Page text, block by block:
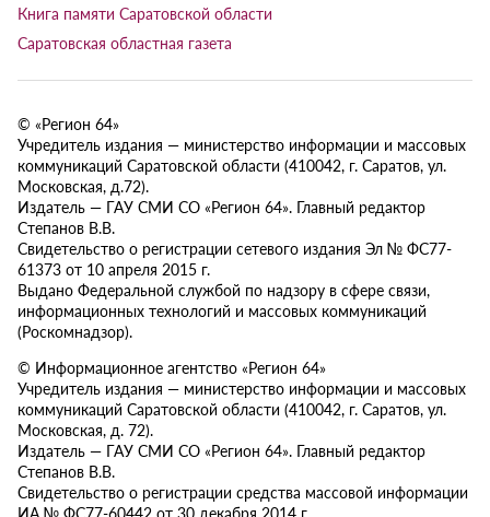
Книга памяти Саратовской области
Саратовская областная газета
© «Регион 64»
Учредитель издания — министерство информации и массовых
коммуникаций Саратовской области (410042, г. Саратов, ул.
Московская, д.72).
Издатель — ГАУ СМИ СО «Регион 64». Главный редактор
Степанов В.В.
Свидетельство о регистрации сетевого издания Эл № ФС77-
61373 от 10 апреля 2015 г.
Выдано Федеральной службой по надзору в сфере связи,
информационных технологий и массовых коммуникаций
(Роскомнадзор).
© Информационное агентство «Регион 64»
Учредитель издания — министерство информации и массовых
коммуникаций Саратовской области (410042, г. Саратов, ул.
Московская, д. 72).
Издатель — ГАУ СМИ СО «Регион 64». Главный редактор
Степанов В.В.
Свидетельство о регистрации средства массовой информации
ИА № ФС77-60442 от 30 декабря 2014 г.